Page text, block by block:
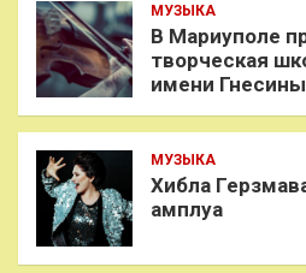
МУЗЫКА
В Мариуполе
творческая
имени
МУЗЫКА
Хибла
амплуа